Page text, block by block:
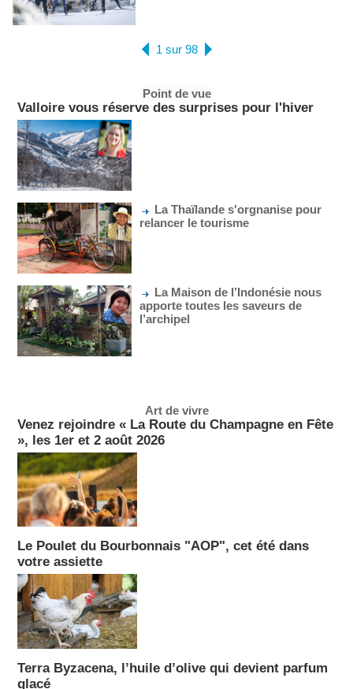
1 sur 98
Point de vue
Valloire vous réserve des surprises pour l'hiver
La Thaïlande s'orgnanise pour
relancer le tourisme
La Maison de l’Indonésie nous
apporte toutes les saveurs de
l’archipel
Art de vivre
Venez rejoindre « La Route du Champagne en Fête
», les 1er et 2 août 2026
Le Poulet du Bourbonnais "AOP", cet été dans
votre assiette
Terra Byzacena, l’huile d’olive qui devient parfum
glacé